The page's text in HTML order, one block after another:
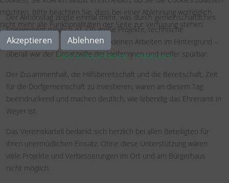
Der Aktionstag zeigte einmal mehr, was durch gemeinschaftliches
Engagement möglich ist. Ob große Projekte, technische
Verbesserungen oder die vielen kleinen Arbeiten im Hintergrund –
überall war der Einsatzwille der Helferinnen und Helfer spürbar.
Der Zusammenhalt, die Hilfsbereitschaft und die Bereitschaft, Zeit
für die Dorfgemeinschaft zu investieren, waren an diesem Tag
beeindruckend und machen deutlich, wie lebendig das Ehrenamt in
Weyer ist.
Das Vereinskartell bedankt sich herzlich bei allen Beteiligten für
ihren unermüdlichen Einsatz. Ohne diese Unterstützung wären
viele Projekte und Verbesserungen im Ort und am Bürgerhaus
nicht möglich.
möchten. Bitte beachten Sie, dass bei einer Ablehnung womöglich
nicht mehr alle Funktionalitäten der Seite zur Verfügung stehen.
Akzeptieren Ablehnen
Datenschutzerklärung|Impressum